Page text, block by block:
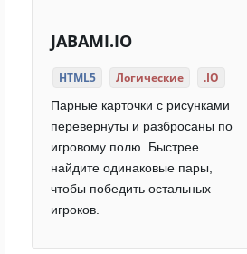
JABAMI.IO
HTML5 Логические .IO
Парные карточки с рисунками
перевернуты и разбросаны по
игровому полю. Быстрее
найдите одинаковые пары,
чтобы победить остальных
игроков.